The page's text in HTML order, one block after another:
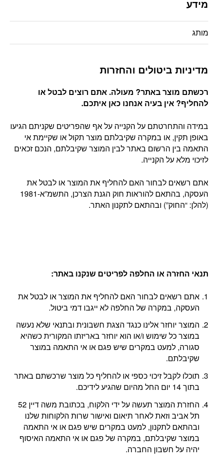
מידע
מותג
מדיניות ביטולים והחזרות
רכשתם מוצר באתר? מעולה. אתם רוצים לבטל או
להחליף? אין בעיה אנחנו כאן איתכם.
במידה והתחרטתם על הקנייה על אף שהפריטים שקניתם הגיעו
באופן תקין, או במקרה שקיבלתם מוצר תקול או שקיימת אי
התאמה בין הרשום באתר לבין המוצר שקיבלתם, הנכם זכאים
לזיכוי מלא על הקנייה.
אתם רשאים לבחור האם להחליף את המוצר או לבטל את
העסקה, בהתאם להוראות חוק הגנת הצרכן, התשמ”א-1981
(להלן: “החוק”) ובהתאם לתקנון האתר.
תנאי החזרה או החלפה לפריטים שנקנו באתר:
אתם רשאים לבחור האם להחליף את המוצר או לבטל את
העסקה, במקרה של החלפה לא ייגבו דמי ביטול.
המוצר יוחזר אלינו כנגד הצגת חשבונית ובתנאי שלא נעשה
במוצר כל שימוש ו/או הוא יוחזר באריזתו המקורית כשהיא
סגורה, למעט במקרים שיש פגם או אי התאמה במוצר
שקיבלתם.
תוכלו לקבל זיכוי כספי או להחליף כל מוצר שרכשתם באתר
בתוך 14 יום החל מהיום שהגיע לידיכם.
החזרת המוצר תעשה על ידי הלקוח, בכתובת משה דיין 52
תל אביב וזאת לאחר תיאום ואישור שרות הלקוחות שלנו
ובהתאם לתקנון, למעט במקרים שיש פגם או אי התאמה
במוצר שקיבלתם, במקרה של פגם או אי התאמה האיסוף
יהיה על חשבון החברה.